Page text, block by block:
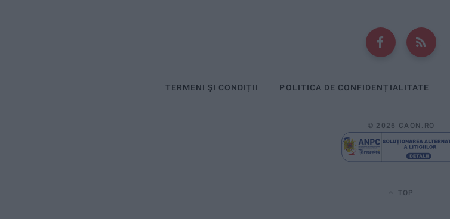
TERMENI ȘI CONDIȚII POLITICA DE CONFIDENȚIALITATE
© 2026 CAON.RO
TOP